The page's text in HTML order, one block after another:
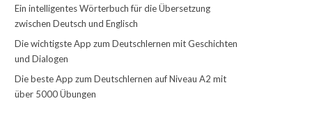
Ein intelligentes Wörterbuch für die Übersetzung
zwischen Deutsch und Englisch
Die wichtigste App zum Deutschlernen mit Geschichten
und Dialogen
Die beste App zum Deutschlernen auf Niveau A2 mit
über 5000 Übungen